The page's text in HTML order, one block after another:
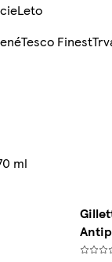
Leto
Tesco Finest
ml